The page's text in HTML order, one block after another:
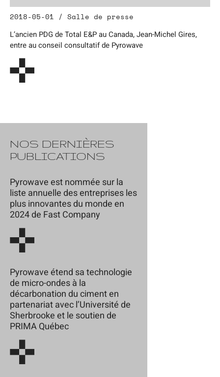
2018-05-01 / Salle de presse
L’ancien PDG de Total E&P au Canada, Jean-Michel Gires,
entre au conseil consultatif de Pyrowave
NOS DERNIÈRES
PUBLICATIONS
Pyrowave est nommée sur la
liste annuelle des entreprises les
plus innovantes du monde en
2024 de Fast Company
Pyrowave étend sa technologie
de micro-ondes à la
décarbonation du ciment en
partenariat avec l’Université de
Sherbrooke et le soutien de
PRIMA Québec